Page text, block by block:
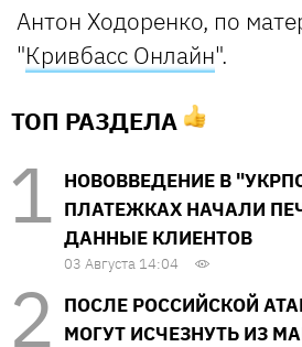
Антон Ходоренко, по
"Кривбасс Онлайн".
ТОП РАЗДЕЛА
НОВОВВЕДЕНИЕ В
ПЛАТЕЖКАХ НАЧАЛИ
ДАННЫЕ КЛИЕНТОВ
03 Августа 14:04
ПОСЛЕ РОССИЙСКОЙ
МОГУТ ИСЧЕЗНУТЬ ИЗ